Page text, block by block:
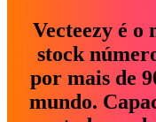
Vecteezy é o
stock
por mais de
mundo.